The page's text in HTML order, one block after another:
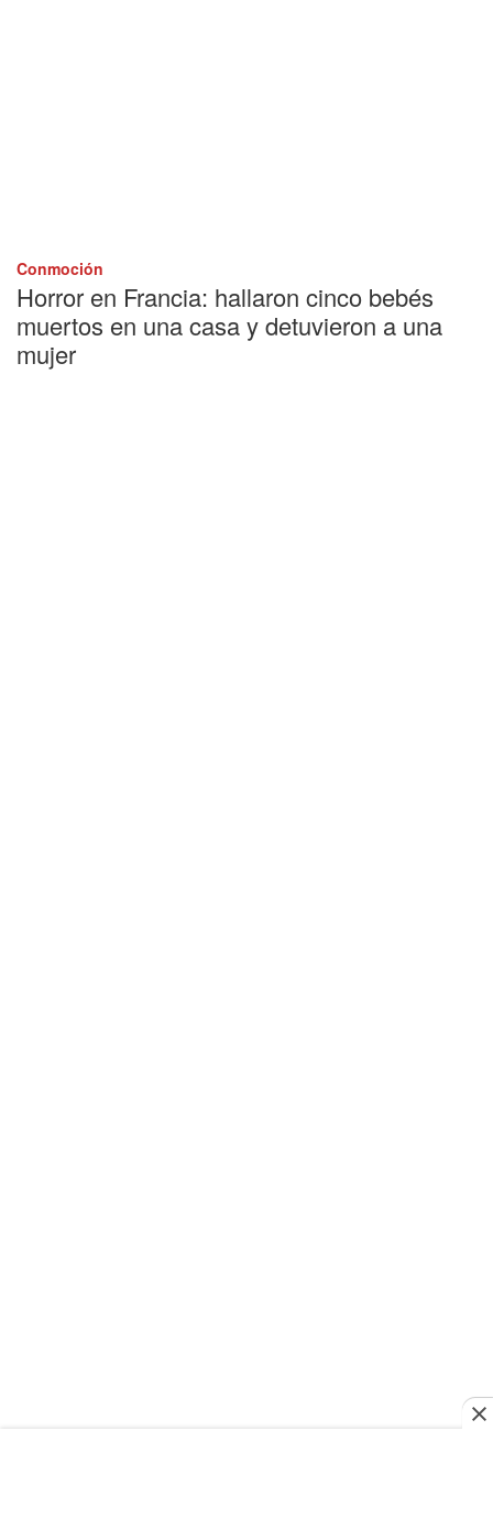
Conmoción
Horror en Francia: hallaron cinco bebés
muertos en una casa y detuvieron a una
mujer